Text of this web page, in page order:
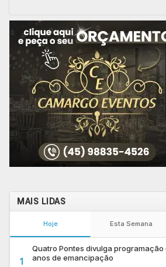
MAIS LIDAS
Hoje Esta Semana
1
Quatro Pontes divulga
anos de emancipação